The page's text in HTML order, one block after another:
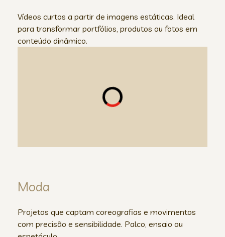
Vídeos curtos a partir de imagens estáticas. Ideal
para transformar portfólios, produtos ou fotos em
conteúdo dinâmico.
Moda
Projetos que captam coreografias e movimentos
com precisão e sensibilidade. Palco, ensaio ou